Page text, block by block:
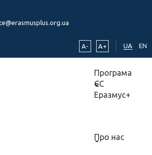
A- A+ UA EN
Програма
ЄС
Еразмус+
Про нас